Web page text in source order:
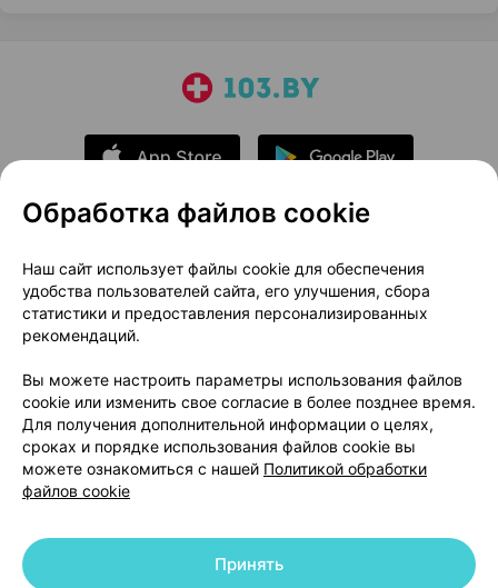
О проекте
Новости проекта
Размещение рекламы
Медицинский маркетинг
Публичный договор
Доставка
Способы оплаты
Вакансии
Партнеры
Написать руководителю 103.by
Написать в поддержку
Персональные настройки Cookie
© 2026 ООО «Артокс Лаб», УНП 191700409 | 220012, Республика Беларусь,
Обработка файлов cookie
Наш сайт использует файлы cookie для обеспечения
удобства пользователей сайта, его улучшения, сбора
статистики и предоставления персонализированных
рекомендаций.
Вы можете настроить параметры использования файлов
cookie или изменить свое согласие в более позднее время.
Для получения дополнительной информации о целях,
сроках и порядке использования файлов cookie вы
можете ознакомиться с нашей Политикой обработки
файлов cookie
Принять